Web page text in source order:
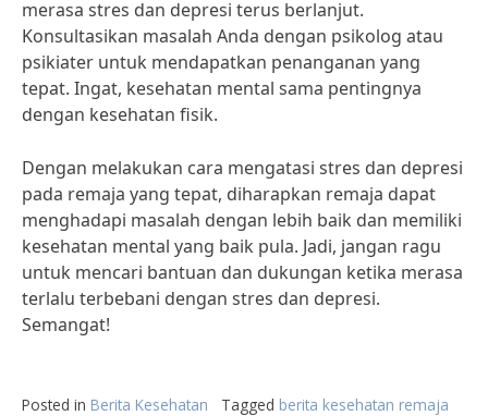
merasa stres dan depresi terus berlanjut.
Konsultasikan masalah Anda dengan psikolog atau
psikiater untuk mendapatkan penanganan yang
tepat. Ingat, kesehatan mental sama pentingnya
dengan kesehatan fisik.
Dengan melakukan cara mengatasi stres dan depresi
pada remaja yang tepat, diharapkan remaja dapat
menghadapi masalah dengan lebih baik dan memiliki
kesehatan mental yang baik pula. Jadi, jangan ragu
untuk mencari bantuan dan dukungan ketika merasa
terlalu terbebani dengan stres dan depresi.
Semangat!
Posted in Berita Kesehatan Tagged berita kesehatan remaja